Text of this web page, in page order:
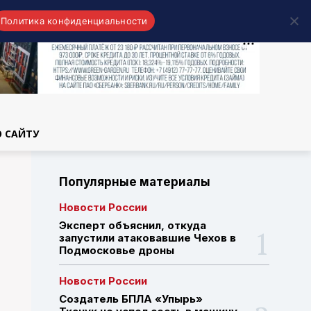
САЙТУ
Популярные материалы
Новости России
Эксперт объяснил, откуда
запустили атаковавшие Чехов в
Подмосковье дроны
Новости России
Создатель БПЛА «Упырь»
Политика конфиденциальности